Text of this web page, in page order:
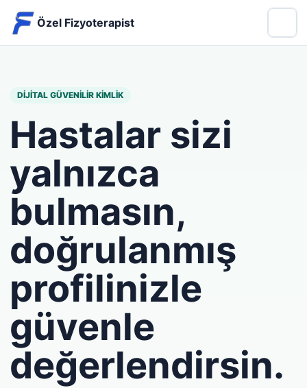
Özel Fizyoterapist
DIJITAL GÜVENILIR KIMLIK
Hastalar sizi
yalnızca
bulmasın,
doğrulanmış
profilinizle
güvenle
değerlendirsin.